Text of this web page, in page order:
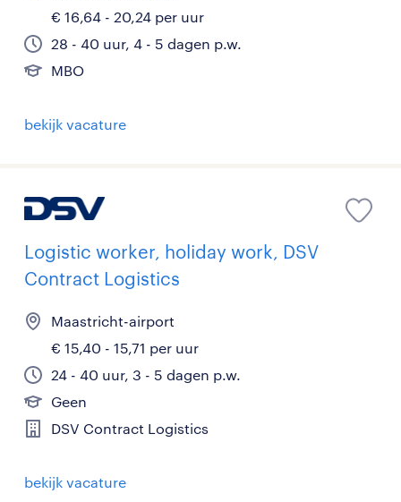
€ 16,64 - 20,24 per uur
28 - 40 uur, 4 - 5 dagen p.w.
MBO
bekijk vacature
Logistic worker, holiday work, DSV
Contract Logistics
Maastricht-airport
€ 15,40 - 15,71 per uur
24 - 40 uur, 3 - 5 dagen p.w.
Geen
DSV Contract Logistics
bekijk vacature